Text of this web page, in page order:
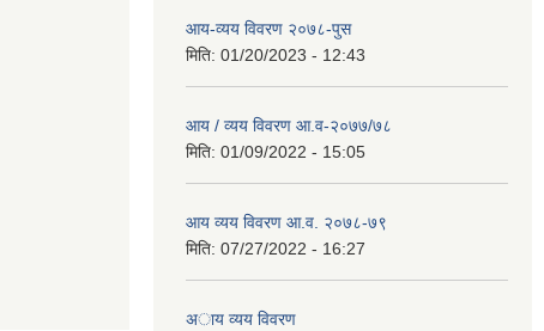
आय-व्यय विवरण २०७८-पुस
मिति: 01/20/2023 - 12:43
आय / व्यय विवरण आ.व-२०७७/७८
मिति: 01/09/2022 - 15:05
आय व्यय विवरण आ.व. २०७८-७९
मिति: 07/27/2022 - 16:27
अाय व्यय विवरण